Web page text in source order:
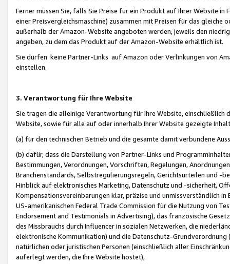
Ferner müssen Sie, falls Sie Preise für ein Produkt auf Ihrer Website
einer Preisvergleichsmaschine) zusammen mit Preisen für das
außerhalb der Amazon-Website angeboten werden, jeweils den
angeben, zu dem das Produkt auf der Amazon-Website erhältlich ist.
Sie dürfen keine Partner-Links auf Amazon oder Verlinkungen von
einstellen.
3. Verantwortung für Ihre Website
Sie tragen die alleinige Verantwortung für Ihre Website,
Website, sowie für alle auf oder innerhalb Ihrer Website gezeigte
(a) für den technischen Betrieb und die gesamte damit verbundene
(b) dafür, dass die Darstellung von Partner-Links und
Bestimmungen, Verordnungen, Vorschriften, Regelungen,
Branchenstandards, Selbstregulierungsregeln, Gerichtsurteilen und -
Hinblick auf elektronisches Marketing, Datenschutz und -sicherheit,
Kompensationsvereinbarungen klar, präzise und unmissverständlich
US-amerikanischen Federal Trade Commission für die Nutzung von
Endorsement and Testimonials in Advertising), das französische
des Missbrauchs durch Influencer in sozialen Netzwerken, die
elektronische Kommunikation) und die Datenschutz-
natürlichen oder juristischen Personen (einschließlich aller
auferlegt werden, die Ihre Website hostet),